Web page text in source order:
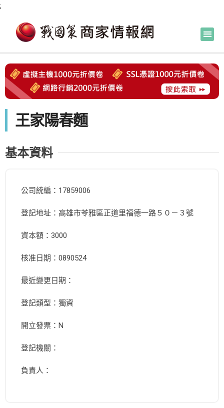
;
王家陽春麵
基本資料
公司統編：17859006
登記地址：高雄市苓雅區正道里福德一路５０－３號
資本額：3000
核准日期：0890524
最近變更日期：
登記類型：獨資
開立發票：N
登記機關：
負責人：